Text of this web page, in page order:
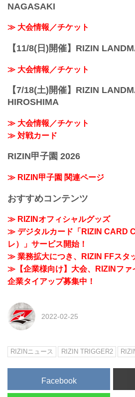
NAGASAKI
≫ 大会情報／チケット
【11/8(日)開催】RIZIN
≫ 大会情報／チケット
【7/18(土)開催】RIZIN
HIROSHIMA
≫ 大会情報／チケット
≫ 対戦カード
RIZIN甲子園 2026
≫ RIZIN甲子園 関連ページ
おすすめコンテンツ
≫ RIZINオフィシャルグッズ
≫ デジタルカード「RIZIN CARD
レ）」サービス開始！
≫ 業務拡大につき、RIZIN FFスタ
≫【企業様向け】大会、RIZINファ
企業タイアップ募集中！
2022-02-25
RIZINニュース RIZIN TRIGGER2
Facebook